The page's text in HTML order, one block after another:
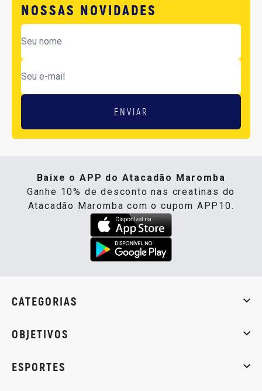
NOSSAS NOVIDADES
ENVIAR
Baixe o APP do Atacadão Maromba
Ganhe 10% de desconto nas creatinas do
Atacadão Maromba com o cupom APP10.
CATEGORIAS
OBJETIVOS
ESPORTES